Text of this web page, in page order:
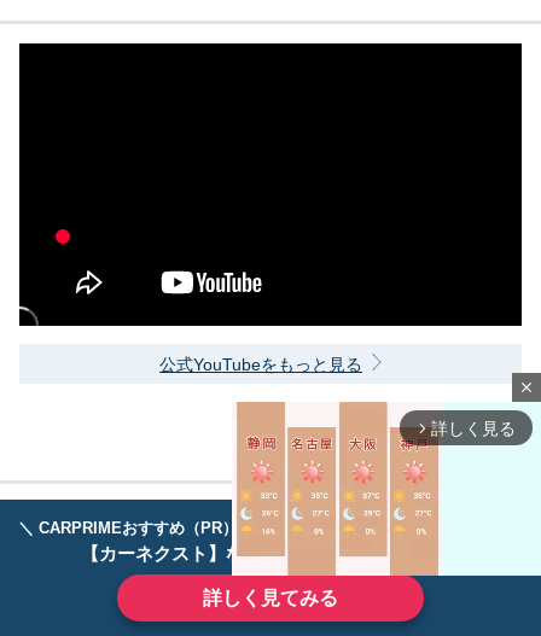
＼ CARPRIMEおすすめ（PR） ／ディーラーで手放すのはもったいない！
【カーネクスト】ならどんなクルマも高価買取
詳しく見てみる
公式YouTubeをもっと見る
close
arrow_forward_ios 詳しく見る